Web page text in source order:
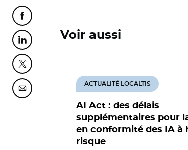
Partager cette page sur Facebook
Partager cette page sur Linkedin
Partager cette page sur Twitter
Partager cette page sur Courriel
Voir aussi
AI Act : des délais
supplémentaires pour
en conformité des IA à
risque
ACTUALITÉ LOCALTIS